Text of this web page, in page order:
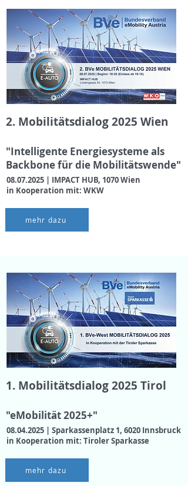
2. Mobilitätsdialog 2025 Wien
"Intelligente Energiesysteme als
Backbone für die Mobilitätswende"​
08.07.2025 | IMPACT HUB, 1070 Wien
in Kooperation mit: WKW
mehr dazu
1. Mobilitätsdialog 2025 Tirol
"eMobilität 2025+"
08.04.2025 | Sparkassenplatz 1, 6020 Innsbruck
in Kooperation mit: Tiroler Sparkasse
mehr dazu